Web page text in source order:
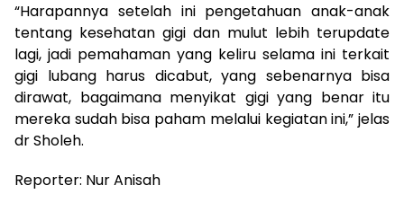
“Harapannya setelah ini pengetahuan anak-anak
tentang kesehatan gigi dan mulut lebih terupdate
lagi, jadi pemahaman yang keliru selama ini terkait
gigi lubang harus dicabut, yang sebenarnya bisa
dirawat, bagaimana menyikat gigi yang benar itu
mereka sudah bisa paham melalui kegiatan ini,” jelas
dr Sholeh.
Reporter: Nur Anisah